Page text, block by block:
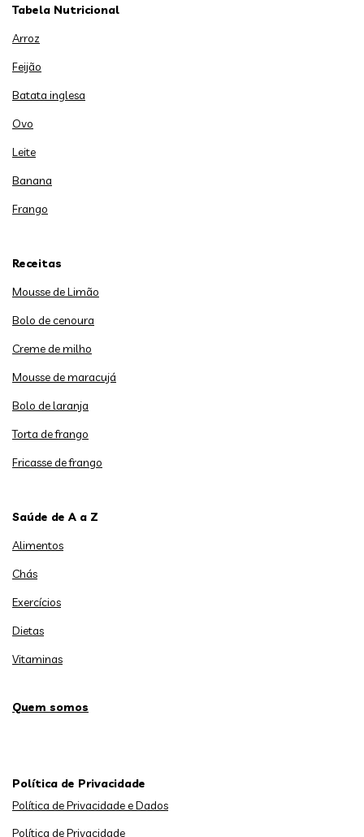
Tabela Nutricional
Arroz
Feijão
Batata inglesa
Ovo
Leite
Banana
Frango
Receitas
Mousse de Limão
Bolo de cenoura
Creme de milho
Mousse de maracujá
Bolo de laranja
Torta de frango
Fricasse de frango
Saúde de A a Z
Alimentos
Chás
Exercícios
Dietas
Vitaminas
Quem somos
Política de Privacidade
Política de Privacidade e Dados
Política de Privacidade